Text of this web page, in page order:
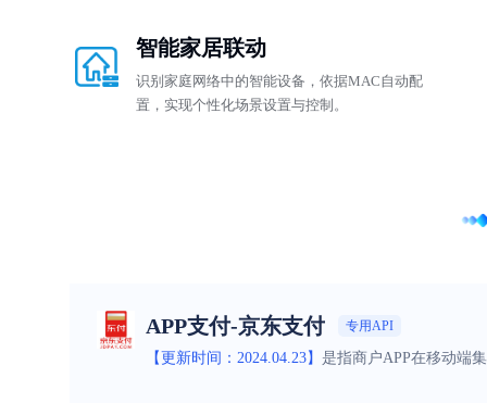
智能家居联动
识别家庭网络中的智能设备，依据MAC自动配
置，实现个性化场景设置与控制。
APP支付-京东支付 专用API
【更新时间：2024.04.23】 是指商户APP在移动端